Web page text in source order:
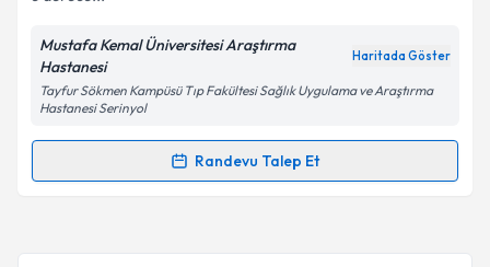
Kişisel verilerimin işlenmesine ilişkin
Aydınlatma
Metni
kapsamda işlenmesini kabul ediyorum.
Takvim Talebini Gönder
Mustafa Kemal Üniversitesi Araştırma
Hastanesi
Haritada Göster
Tayfur Sökmen Kampüsü Tıp Fakültesi Sağlık Uygulama ve Araştırma
Hastanesi Serinyol
Randevu Talep Et
Randevu Takvimi Talebi